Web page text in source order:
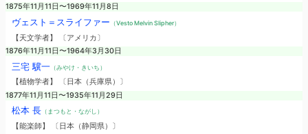
1875年11月11日〜1969年11月8日
ヴェスト＝スライファー （Vesto Melvin Slipher）
【天文学者】 〔アメリカ〕
1876年11月11日〜1964年3月30日
三宅 驥一（みやけ・きいち）
【植物学者】 〔日本（兵庫県）〕
1877年11月11日〜1935年11月29日
松本 長（まつもと・ながし）
【能楽師】 〔日本（静岡県）〕